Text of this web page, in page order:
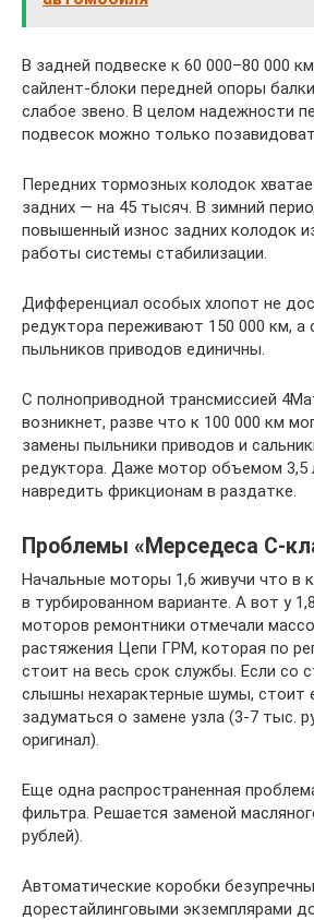
В задней подвеске к 60 000–80 000
сайлент-блоки передней опоры
слабое звено. В целом надежности
подвесок можно только
Передних тормозных колодок
задних — на 45 тысяч. В зимний
повышенный износ задних колодок
работы системы стабилизации.
Дифференциал особых хлопот не
редуктора переживают 150 000 км, а
пыльников приводов единичны.
С полноприводной трансмиссией
возникнет, разве что к 100 000 км
замены пыльники приводов и
редуктора. Даже мотор объемом 3,5
навредить фрикционам в раздатке.
Проблемы «Мерседеса С-
Начальные моторы 1,6 живучи что в
в турбированном варианте. А вот у
моторов ремонтники отмечали
растяжения Цепи ГРМ, которая по
стоит на весь срок службы. Если со
слышны нехарактерные шумы, стоит
задуматься о замене узла (3-7 тыс.
оригинал).
Еще одна распространенная
фильтра. Решается заменой
рублей).
Автоматические коробки
дорестайлинговыми экземплярами